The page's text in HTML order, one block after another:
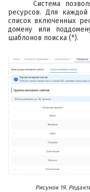
Система
ресурсов. Для
список включенных
домену или
шаблонов поиска (*).
Рисунок 19.